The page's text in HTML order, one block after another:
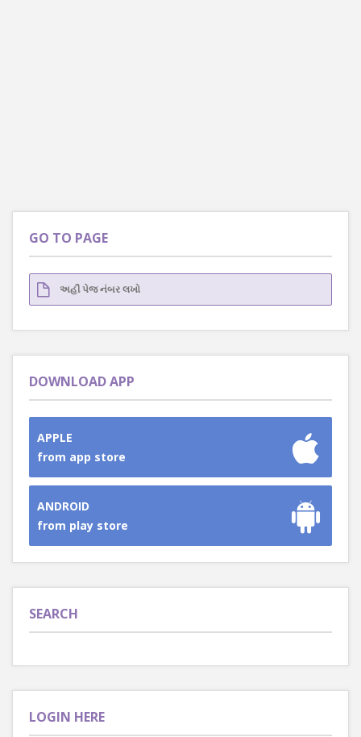
GO TO PAGE
DOWNLOAD APP
APPLE
from app store
ANDROID
from play store
SEARCH
LOGIN HERE